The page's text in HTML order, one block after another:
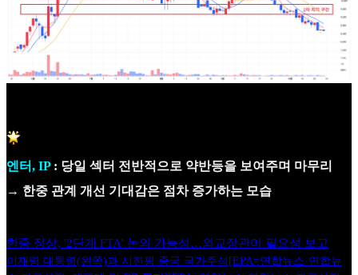
엔터, IP: 당일 섹터 전반적으로 약반등을 보여주며 마무리
→ 한중 관계 개선 기대감은 점차 증가하는 모습
한중 정상, '2단계 FTA' 논의 가능성…외교장관이 필요성 보고
이재명 대통령(왼쪽)과 시진핑 중국 국가주석[EPA=연합뉴스·연합뉴